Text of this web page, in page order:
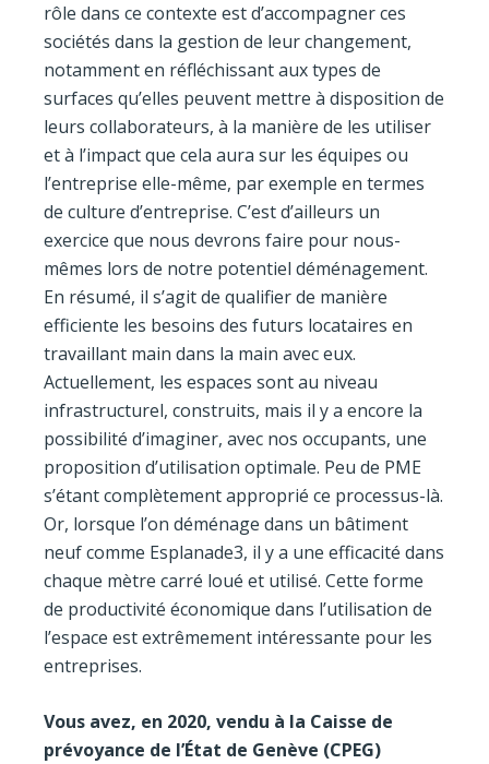
rôle dans ce contexte est d’accompagner ces
sociétés dans la gestion de leur changement,
notamment en réfléchissant aux types de
surfaces qu’elles peuvent mettre à disposition de
leurs collaborateurs, à la manière de les utiliser
et à l’impact que cela aura sur les équipes ou
l’entreprise elle-même, par exemple en termes
de culture d’entreprise. C’est d’ailleurs un
exercice que nous devrons faire pour nous-
mêmes lors de notre potentiel déménagement.
En résumé, il s’agit de qualifier de manière
efficiente les besoins des futurs locataires en
travaillant main dans la main avec eux.
Actuellement, les espaces sont au niveau
infrastructurel, construits, mais il y a encore la
possibilité d’imaginer, avec nos occupants, une
proposition d’utilisation optimale. Peu de PME
s’étant complètement approprié ce processus-là.
Or, lorsque l’on déménage dans un bâtiment
neuf comme Esplanade3, il y a une efficacité dans
chaque mètre carré loué et utilisé. Cette forme
de productivité économique dans l’utilisation de
l’espace est extrêmement intéressante pour les
entreprises.
Vous avez, en 2020, vendu à la Caisse de
prévoyance de l’État de Genève (CPEG)